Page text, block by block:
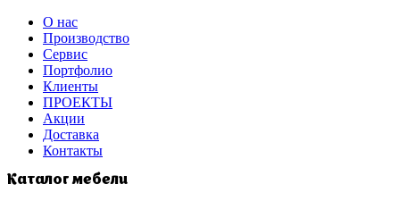
О нас
Производство
Сервис
Портфолио
Клиенты
ПРОЕКТЫ
Акции
Доставка
Контакты
Каталог мебели